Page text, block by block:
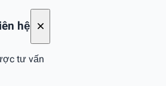
hệ
tư vấn